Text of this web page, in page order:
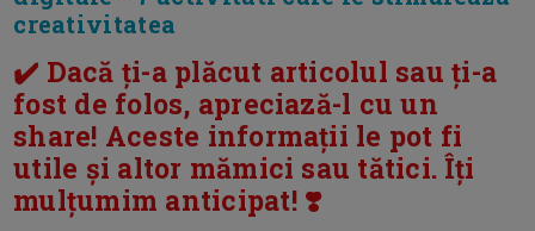
creativitatea
✔️ Dacă ți-a plăcut articolul sau ți-a
fost de folos, apreciază-l cu un
share! Aceste informații le pot fi
utile și altor mămici sau tătici. Îți
mulțumim anticipat! ❣️